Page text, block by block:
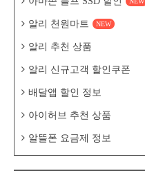
알리 천원마트 NEW
알리 추천 상품
알리 신규고객 할인쿠폰
배달앱 할인 정보
아이허브 추천 상품
알뜰폰 요금제 정보